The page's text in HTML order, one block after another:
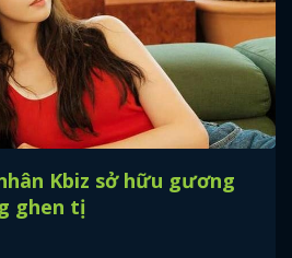
Kbiz sở hữu gương
ghen tị